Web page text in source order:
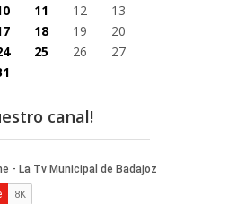
11 12
13
18 19
20
25 26
27
canal!